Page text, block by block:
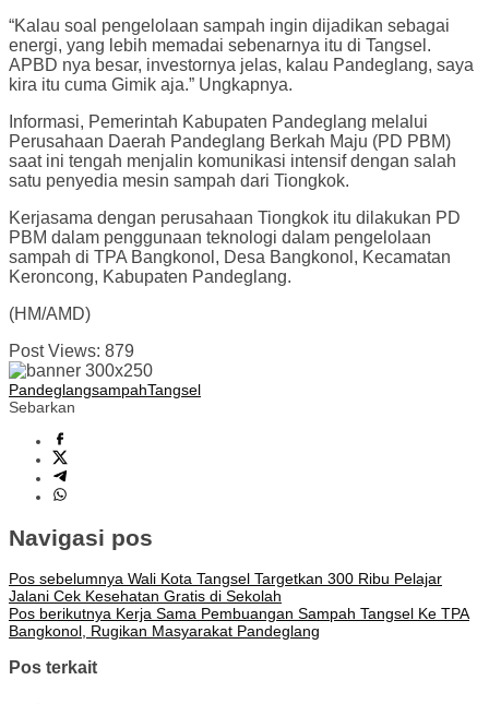
“Kalau soal pengelolaan sampah ingin dijadikan sebagai
energi, yang lebih memadai sebenarnya itu di Tangsel.
APBD nya besar, investornya jelas, kalau Pandeglang, saya
kira itu cuma Gimik aja.” Ungkapnya.
Informasi, Pemerintah Kabupaten Pandeglang melalui
Perusahaan Daerah Pandeglang Berkah Maju (PD PBM)
saat ini tengah menjalin komunikasi intensif dengan salah
satu penyedia mesin sampah dari Tiongkok.
Kerjasama dengan perusahaan Tiongkok itu dilakukan PD
PBM dalam penggunaan teknologi dalam pengelolaan
sampah di TPA Bangkonol, Desa Bangkonol, Kecamatan
Keroncong, Kabupaten Pandeglang.
(HM/AMD)
Post Views: 879
PandeglangsampahTangsel
Sebarkan
Navigasi pos
Pos sebelumnya Wali Kota Tangsel Targetkan 300 Ribu Pelajar
Jalani Cek Kesehatan Gratis di Sekolah
Pos berikutnya Kerja Sama Pembuangan Sampah Tangsel Ke TPA
Bangkonol, Rugikan Masyarakat Pandeglang
Pos terkait